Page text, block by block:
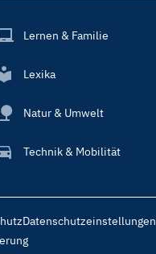
Lernen & Familie
Lexika
Natur & Umwelt
Technik & Mobilität
Datenschutzeinstellungen